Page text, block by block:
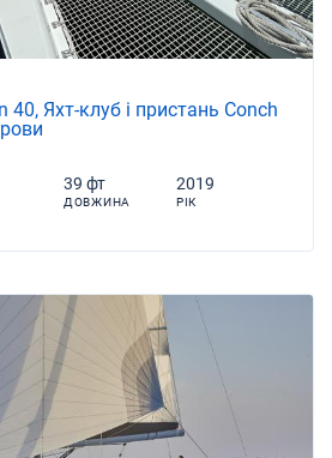
Яхт-клуб і пристань Conch
39 фт
ДОВЖИНА
2019
РІК